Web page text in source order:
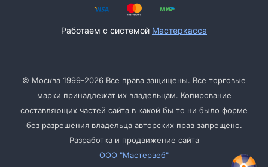
Работаем с системой Мастеркасса
© Москва 1999-2026 Все права защищены. Все торговые
марки принадлежат их владельцам. Копирование
составляющих частей сайта в какой бы то ни было форме
без разрешения владельца авторских прав запрещено.
Разработка и продвижение сайта
ООО "Мастервеб"